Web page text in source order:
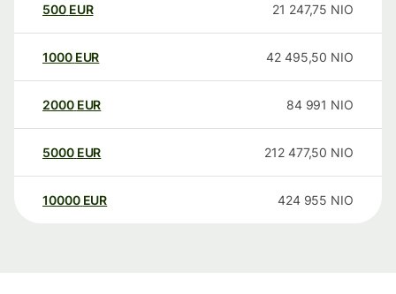
500 EUR 21 247,75 NIO
1000 EUR 42 495,50 NIO
2000 EUR 84 991 NIO
5000 EUR 212 477,50 NIO
10000 EUR 424 955 NIO